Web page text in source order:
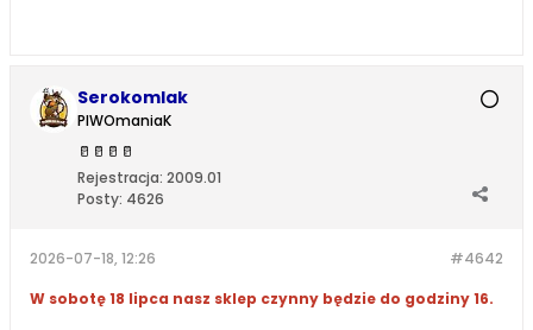
Serokomlak
PIWOmaniaK
🥛 🥛 🥛 🥛
Rejestracja: 2009.01
Posty: 4626
#4642
2026-07-18, 12:26
W sobotę 18 lipca nasz sklep czynny będzie do godziny 16.